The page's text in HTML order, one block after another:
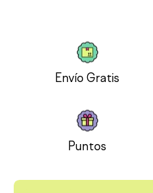
Envío Gratis
Puntos